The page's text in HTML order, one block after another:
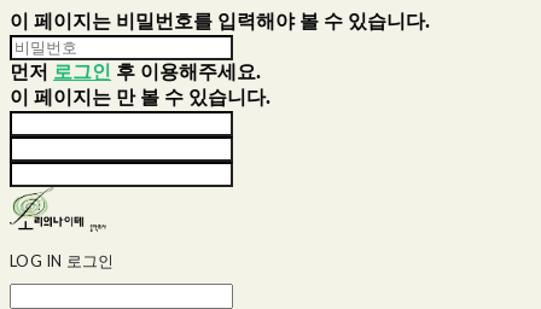
이 페이지는 비밀번호를 입력해야 볼 수 있습니다.
먼저 로그인 후 이용해주세요.
이 페이지는 만 볼 수 있습니다.
LOG IN 로그인